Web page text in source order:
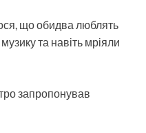
що обидва люблять
та навіть мріяли
запропонував